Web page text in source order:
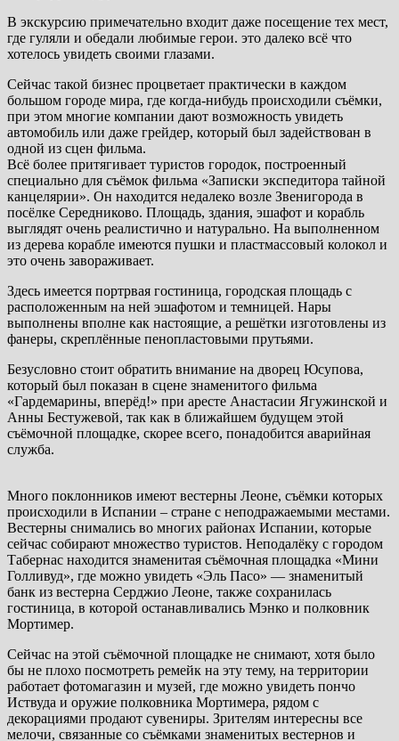
В экскурсию примечательно входит даже посещение тех мест,
где гуляли и обедали любимые герои. это далеко всё что
хотелось увидеть своими глазами.
Сейчас такой бизнес процветает практически в каждом
большом городе мира, где когда-нибудь происходили съёмки,
при этом многие компании дают возможность увидеть
автомобиль или даже грейдер, который был задействован в
одной из сцен фильма.
Всё более притягивает туристов городок, построенный
специально для съёмок фильма «Записки экспедитора тайной
канцелярии». Он находится недалеко возле Звенигорода в
посёлке Середниково. Площадь, здания, эшафот и корабль
выглядят очень реалистично и натурально. На выполненном
из дерева корабле имеются пушки и пластмассовый колокол и
это очень завораживает.
Здесь имеется портрвая гостиница, городская площадь с
расположенным на ней эшафотом и темницей. Нары
выполнены вполне как настоящие, а решётки изготовлены из
фанеры, скреплённые пенопластовыми прутьями.
Безусловно стоит обратить внимание на дворец Юсупова,
который был показан в сцене знаменитого фильма
«Гардемарины, вперёд!» при аресте Анастасии Ягужинской и
Анны Бестужевой, так как в ближайшем будущем этой
съёмочной площадке, скорее всего, понадобится аварийная
служба.
Много поклонников имеют вестерны Леоне, съёмки которых
происходили в Испании – стране с неподражаемыми местами.
Вестерны снимались во многих районах Испании, которые
сейчас собирают множество туристов. Неподалёку с городом
Табернас находится знаменитая съёмочная площадка «Мини
Голливуд», где можно увидеть «Эль Пасо» — знаменитый
банк из вестерна Серджио Леоне, также сохранилась
гостиница, в которой останавливались Мэнко и полковник
Мортимер.
Сейчас на этой съёмочной площадке не снимают, хотя было
бы не плохо посмотреть ремейк на эту тему, на территории
работает фотомагазин и музей, где можно увидеть пончо
Иствуда и оружие полковника Мортимера, рядом с
декорациями продают сувениры. Зрителям интересны все
мелочи, связанные со съёмками знаменитых вестернов и